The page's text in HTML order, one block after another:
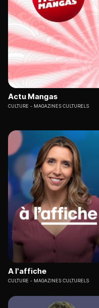
Actu Mangas
CULTURE MAGAZINES CULTURELS
A l'affiche
CULTURE MAGAZINES CULTURELS